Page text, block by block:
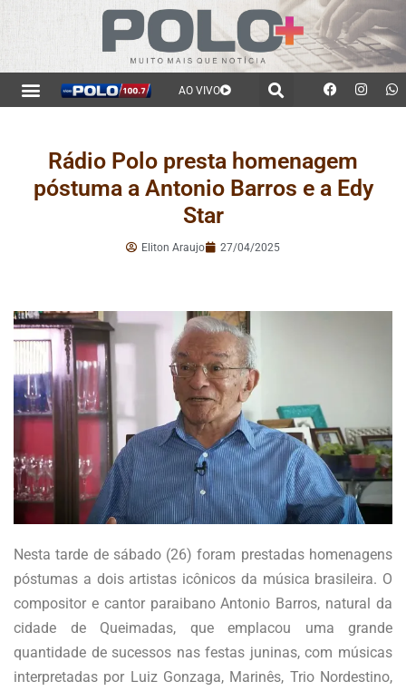
AO VIVO
Rádio Polo presta homenagem
póstuma a Antonio Barros e a Edy
Star
Eliton Araujo 27/04/2025
Nesta tarde de sábado (26) foram prestadas homenagens
póstumas a dois artistas icônicos da música brasileira. O
compositor e cantor paraibano Antonio Barros, natural da
cidade de Queimadas, que emplacou uma grande
quantidade de sucessos nas festas juninas, com músicas
interpretadas por Luiz Gonzaga, Marinês, Trio Nordestino,